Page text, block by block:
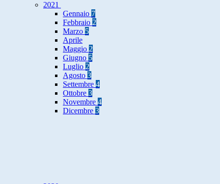
2021
Gennaio 7
Febbraio 2
Marzo 5
Aprile
Maggio 2
Giugno 5
Luglio 2
Agosto 3
Settembre 4
Ottobre 3
Novembre 4
Dicembre 3